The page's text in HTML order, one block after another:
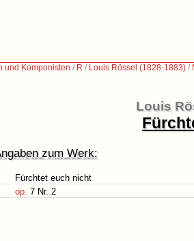
und Komponisten / R / Louis Rössel (1828-1883) /
Louis
zum Werk:
Fürchtet euch nicht
op. 7 Nr. 2